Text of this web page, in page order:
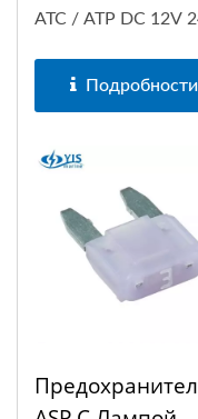
ATC / ATP DC 12V
Подробности